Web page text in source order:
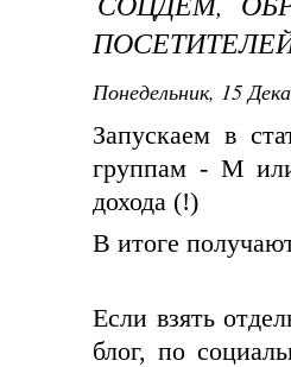
Понедельник, 15
Запускаем в
группам - М
дохода (!)
В итоге
Если взять
блог, по